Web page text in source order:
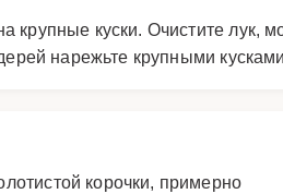
куски. Очистите лук,
нарежьте крупными
корочки, примерно